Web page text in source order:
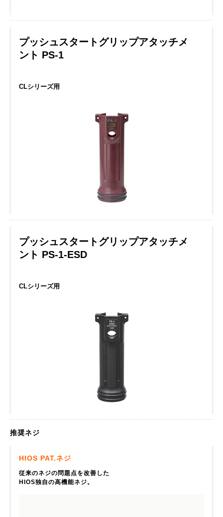
プッシュスタートグリップアタッチメ
ント PS-1
CLシリーズ用
プッシュスタートグリップアタッチメ
ント PS-1-ESD
CLシリーズ用
推奨ネジ
HIOS PAT.ネジ
従来のネジの問題点を改善した
HIOS独自の高機能ネジ。